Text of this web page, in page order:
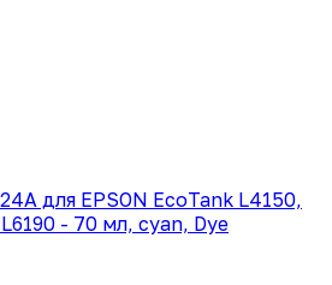
для EPSON EcoTank L4150,
- 70 мл, cyan, Dye